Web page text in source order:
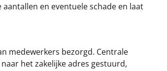
en eventuele schade en laat
medewerkers bezorgd. Centrale
het zakelijke adres gestuurd,